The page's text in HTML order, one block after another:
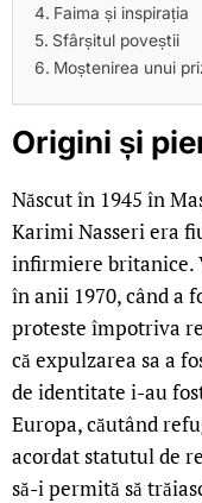
Faima și inspirația
Sfârșitul poveștii
Moștenirea unui
Origini și
Născut în 1945 în
Karimi Nasseri era
infirmiere britanice.
în anii 1970, când a
proteste împotriva
că expulzarea sa a
de identitate i-au
Europa, căutând
acordat statutul de
să-i permită să